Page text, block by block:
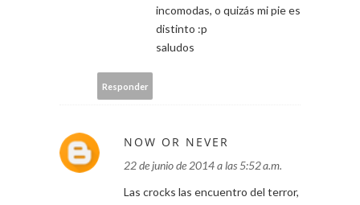
incomodas, o quizás mi pie es
distinto :p
saludos
Responder
NOW OR NEVER
22 de junio de 2014 a las 5:52 a.m.
Las crocks las encuentro del terror,